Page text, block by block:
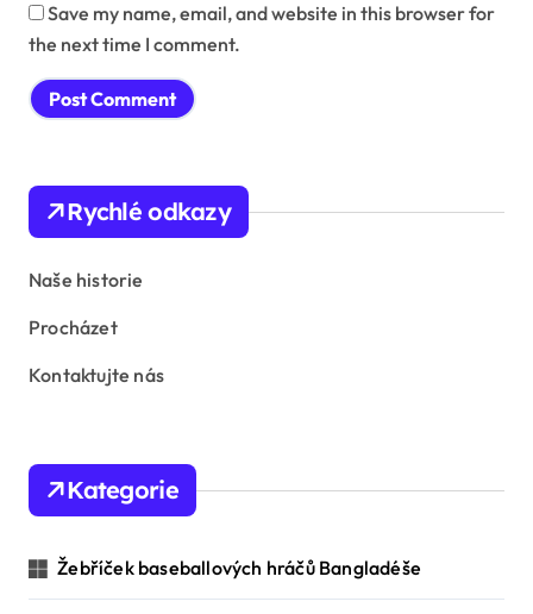
Save my name, email, and website in this browser for
the next time I comment.
Rychlé odkazy
Naše historie
Procházet
Kontaktujte nás
Kategorie
Žebříček baseballových hráčů Bangladéše